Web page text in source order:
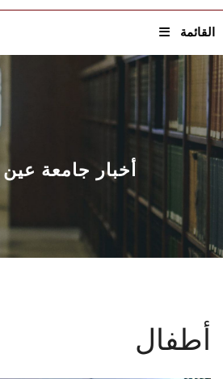
القائمة
أخبار جامعة
أطفال